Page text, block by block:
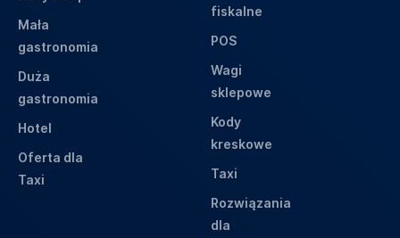
Mała
gastronomia
Duża
gastronomia
Hotel
Oferta dla
Taxi
fiskalne
POS
Wagi
sklepowe
Kody
kreskowe
Taxi
Rozwiązania
dla